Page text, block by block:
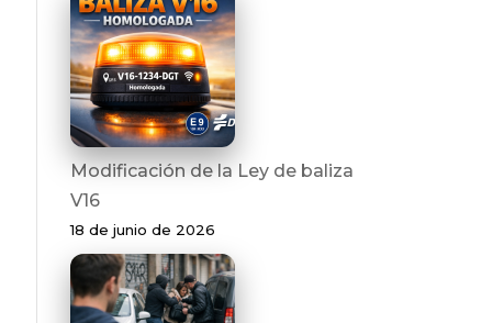
Modificación de la Ley de baliza
V16
18 de junio de 2026